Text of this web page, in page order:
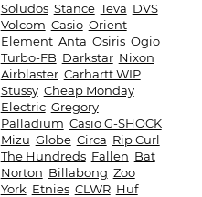
Soludos Stance Teva DVS
Volcom Casio Orient
Element Anta Osiris Ogio
Turbo-FB Darkstar Nixon
Airblaster Carhartt WIP
Stussy Cheap Monday
Electric Gregory
Palladium Casio G-SHOCK
Mizu Globe Circa Rip Curl
The Hundreds Fallen Bat
Norton Billabong Zoo
York Etnies CLWR Huf